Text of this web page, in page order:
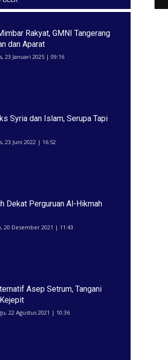
Rakyat, GMNI Tangerang
dan Aparat
23 Januari 2025 | 09:16
Syria dan Islam, Serupa Tapi
23 Juni 2022 | 16:52
Dekat Perguruan Al-Hikmah
20 Desember 2021 | 11:43
Asep Setrum, Tangani
22 Agustus 2021 | 10:36